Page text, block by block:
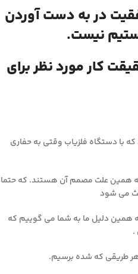
در به دست آوردن
نیست.
کار مورد نظر برای
با دستگاه فلزیاب وقتی به حفاری
به همین علت مصمم آن هستند. که حتما
می شود
همین دلیل ما به شما می گوییم که
.
هر طریقی که شده برسیم.